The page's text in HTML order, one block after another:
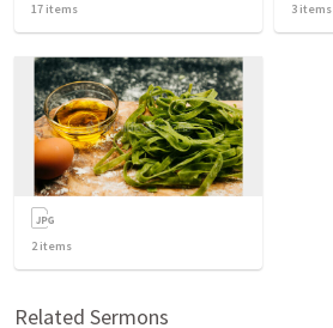
17 items 3 items
2items
Related Sermons